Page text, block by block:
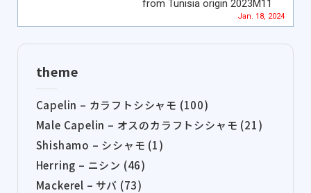
from Tunisia origin 2023M11
Jan. 18, 2024
theme
Capelin – カラフトシシャモ (100)
Male Capelin – オスのカラフトシシャモ (21)
Shishamo – シシャモ (1)
Herring – ニシン (46)
Mackerel – サバ (73)